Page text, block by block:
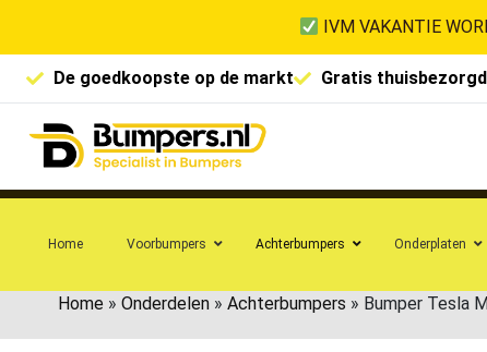
IVM VAKANTIE
De goedkoopste op de markt Gratis
Home Voorbumpers Achterbumpers Onderplaten
Home » Onderdelen » Achterbumpers » Bumper Tesla